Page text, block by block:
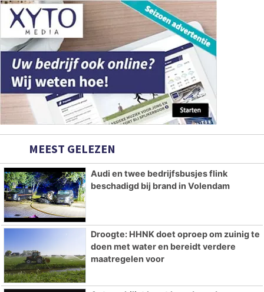
MEEST GELEZEN
Audi en twee bedrijfsbusjes flink
beschadigd bij brand in Volendam
Droogte: HHNK doet oproep om zuinig te
doen met water en bereidt verdere
maatregelen voor